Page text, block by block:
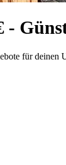
für deinen